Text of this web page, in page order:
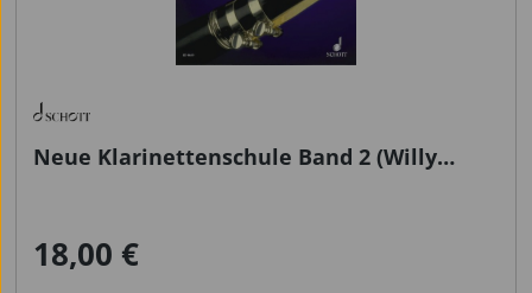
Neue Klarinettenschule Band 2 (Willy
Regulärer Preis:
18,00 €